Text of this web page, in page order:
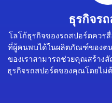
ธุรกิจร
โลโก้ธุรกิจของรถสปอร์ตควร
ที่ผู้คนพบได้ในผลิตภัณฑ์ของต
ของเราสามารถช่วยคุณสร้า
ธุรกิจรถสปอร์ตของคุณโดยไม่